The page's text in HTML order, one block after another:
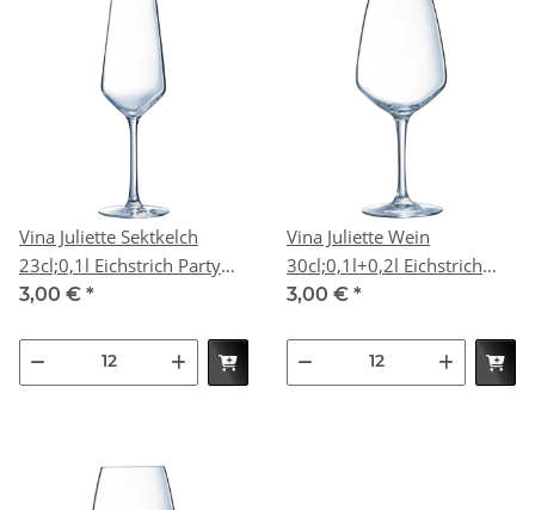
Vina Juliette Sektkelch
23cl;0,1l Eichstrich Party
3,00 € *
Vina Juliette Wein
30cl;0,1l+0,2l Eichstrich
3,00 € *